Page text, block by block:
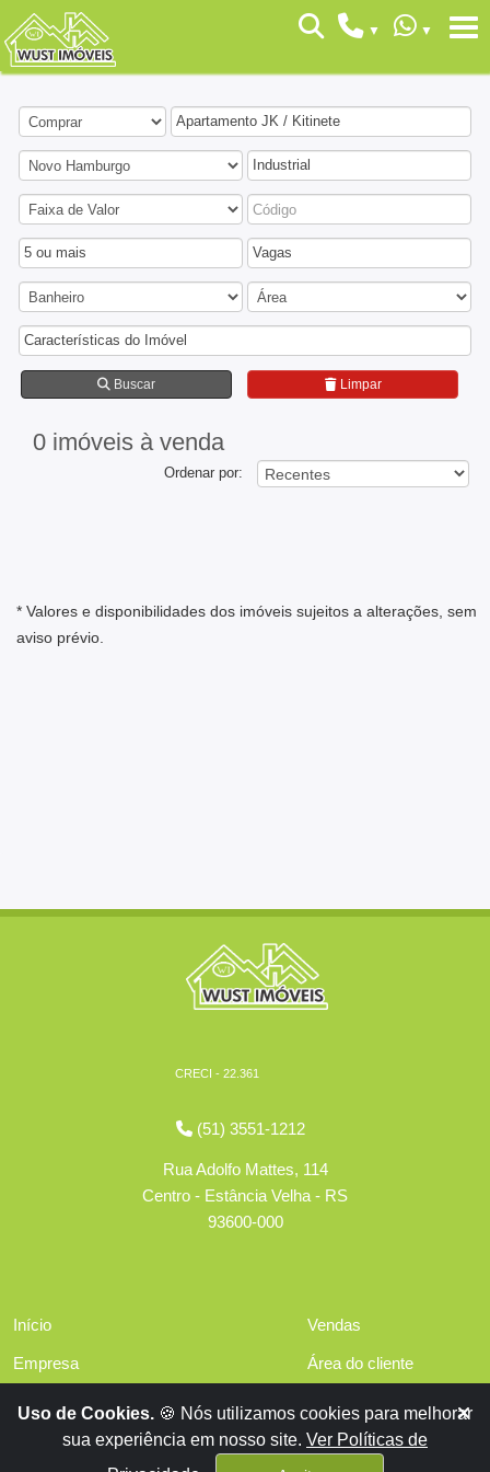
Apartamento JK / Kitinete
Industrial
5 ou mais Vagas
Características do Imóvel
Buscar Limpar
0 imóveis à venda
Ordenar por:
* Valores e disponibilidades dos imóveis sujeitos a alterações, sem
aviso prévio.
CRECI - 22.361
(51) 3551-1212
Rua Adolfo Mattes, 114
Centro - Estância Velha - RS
93600-000
Início
Empresa
Financiamentos
Vendas
Área do cliente
Contato
Uso de Cookies. 🍪 Nós utilizamos cookies para melhorar
sua experiência em nosso site. Ver Políticas de